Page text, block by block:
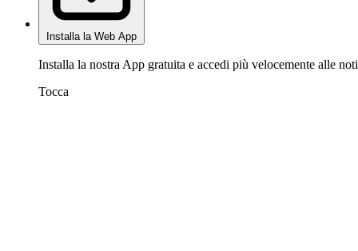
Installa la Web App
Installa la nostra App gratuita e accedi più velocemente alle
Tocca